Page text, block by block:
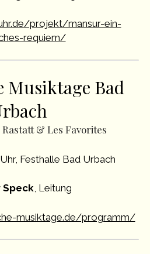
projekt/mansur-ein-
requiem/
Musiktage Bad
& Les Favorites
Festhalle Bad Urbach
Speck, Leitung
musiktage.de/programm/